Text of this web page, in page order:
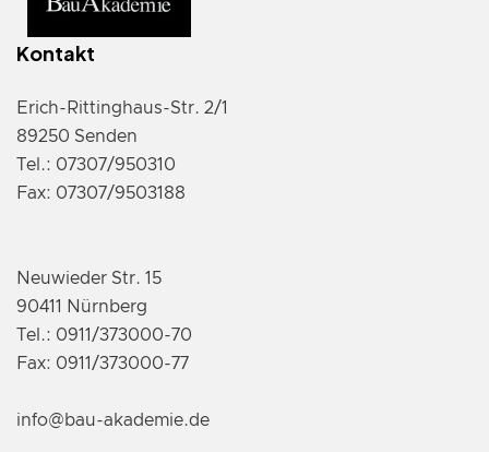
Kontakt
Erich-Rittinghaus-Str. 2/1
89250 Senden
Tel.: 07307/950310
Fax: 07307/9503188
Neuwieder Str. 15
90411 Nürnberg
Tel.: 0911/373000-70
Fax: 0911/373000-77
info@bau-akademie.de